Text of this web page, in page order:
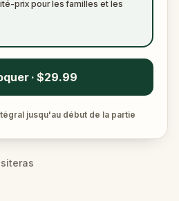
prix pour les familles et les
· $29.99
jusqu'au début de la partie